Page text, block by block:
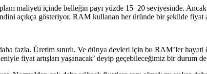
maliyeti içinde belleğin payı yüzde 15–20 seviyesinde.
açıkça gösteriyor. RAM kullanan her üründe bir şekilde fiyat
fazla. Üretim sınırlı. Ve dünya devleri için bu RAM’ler
fiyat artışları yaşanacak’ deyip geçebileceğimiz bir durum